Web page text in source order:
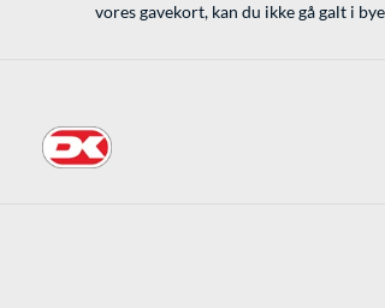
vores gavekort, kan du ikke gå galt i